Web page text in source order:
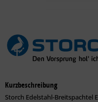
Kurzbeschreibung
Storch Edelstahl-Breitspachtel